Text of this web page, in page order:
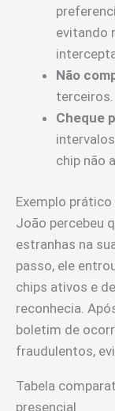
evitando
Não
terceiros.
Cheque
chip não
Exemplo
João percebeu
estranhas na
passo, ele
chips ativos e
reconhecia.
boletim de
fraudulentos,
Tabela
presencial